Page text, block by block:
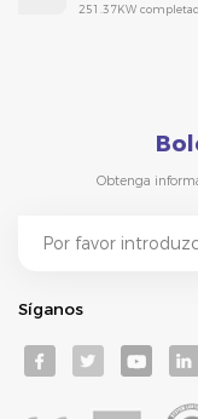
251.37KW
Obtenga
Síganos